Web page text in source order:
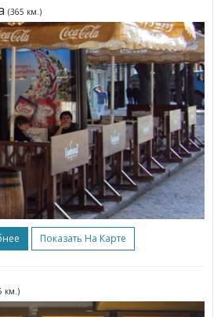
(365 км.)
Показать На Карте
км.)